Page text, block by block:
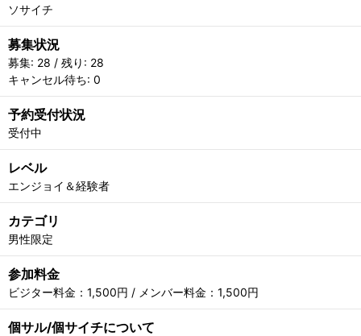
ソサイチ
募集状況
募集: 28 / 残り: 28
キャンセル待ち: 0
予約受付状況
受付中
レベル
エンジョイ＆経験者
カテゴリ
男性限定
参加料金
ビジター料金：1,500円 / メンバー料金：1,500円
個サル/個サイチについて